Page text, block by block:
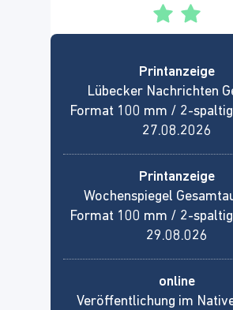
Printanzeige
Lübecker Nachrichten
Format 100 mm / 2-
27.08.2026
Printanzeige
Wochenspiegel
Format 100 mm / 2-
29.08.026
online
Veröffentlichung im